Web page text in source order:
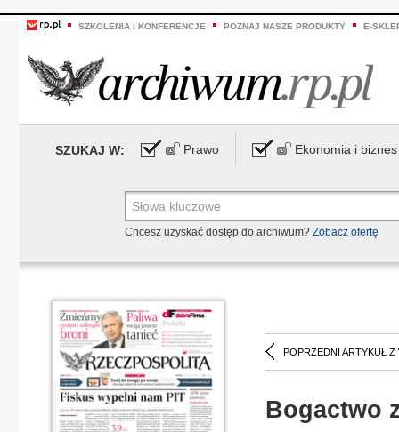
SZKOLENIA I KONFERENCJE POZNAJ NASZE PRODUKTY E-
SZUKAJ W: Prawo Ekonomia i biznes
Chcesz uzyskać dostęp do archiwum? Zobacz ofertę
POPRZEDNI ARTYKUŁ Z
Bogactwo